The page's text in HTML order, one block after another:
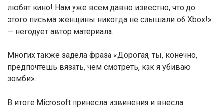
любят кино! Нам уже всем давно известно, что до
этого письма женщины никогда не слышали об Xbox!»
— негодует автор материала.
Многих также задела фраза «Дорогая, ты, конечно,
предпочтешь вязать, чем смотреть, как я убиваю
зомби».
В итоге Microsoft принесла извинения и внесла